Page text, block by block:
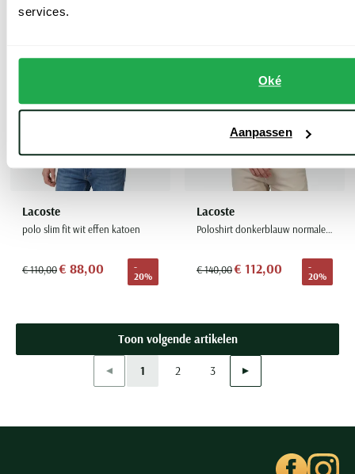
services.
Oké
Aanpassen
Lacoste
polo slim fit wit effen katoen
€ 110,00€ 88,00
-
20%
Lacoste
Poloshirt donkerblauw normale fit
€ 140,00€ 112,00
-
20%
Toon volgende artikelen
Vorige
1 2
Page
3 Volgende